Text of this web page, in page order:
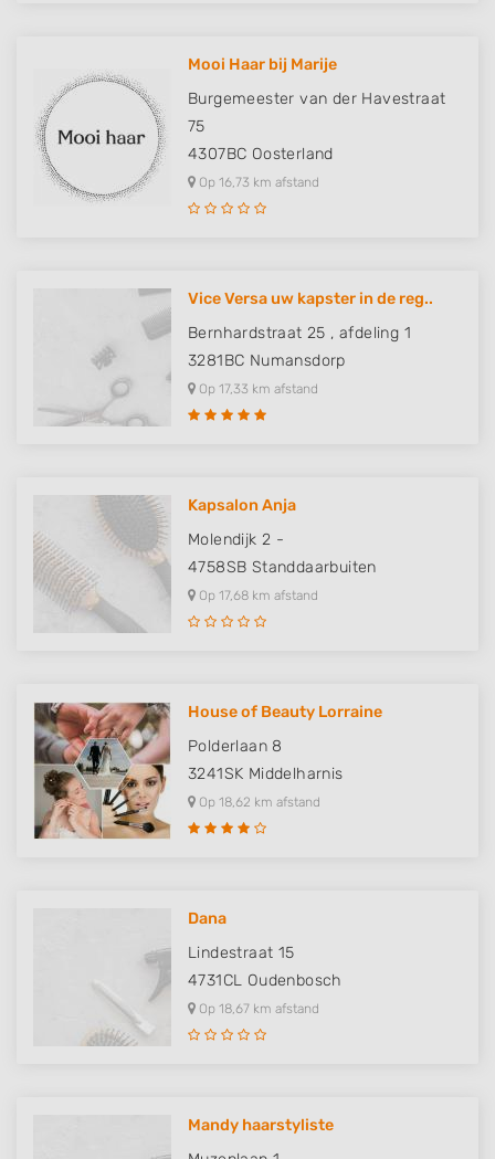
Mooi Haar bij Marije
Burgemeester van der Havestraat
75
4307BC Oosterland
Op 16,73 km afstand
Vice Versa uw kapster in de reg..
Bernhardstraat 25 , afdeling 1
3281BC Numansdorp
Op 17,33 km afstand
Kapsalon Anja
Molendijk 2 -
4758SB Standdaarbuiten
Op 17,68 km afstand
House of Beauty Lorraine
Polderlaan 8
3241SK Middelharnis
Op 18,62 km afstand
Dana
Lindestraat 15
4731CL Oudenbosch
Op 18,67 km afstand
Mandy haarstyliste